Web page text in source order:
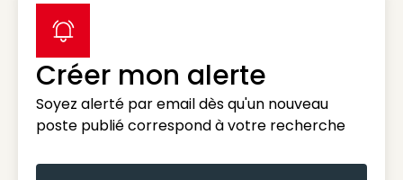
Créer mon alerte
Soyez alerté par email dès qu'un nouveau
poste publié correspond à votre recherche
label icon